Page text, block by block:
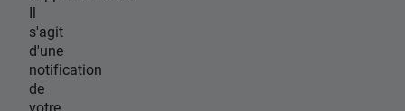
Il
s'agit
d'une
notification
de
votre